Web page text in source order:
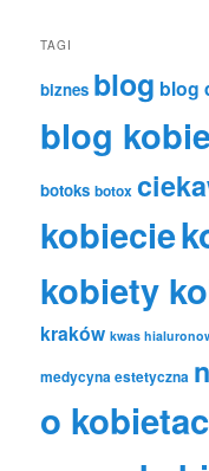
TAGI
biznes blog blog
blog
botoks botox
kobiecie
kobiety
kraków kwas
medycyna estetyczna
o